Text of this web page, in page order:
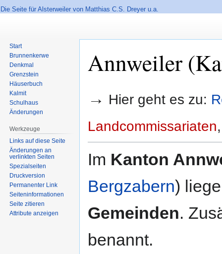
Die Seite für Alsterweiler von Matthias C.S. Dreyer u.a.
Annweiler
Navigation
Suche
→ Hier geht es zu:
Landcommissariaten
Im Kanton
Bergzabern)
Gemeinden.
benannt.
Start
Brunnenkerwe
Denkmal
Grenzstein
Häuserbuch
Kalmit
Schulhaus
Änderungen
Werkzeuge
Links auf diese Seite
Änderungen an
verlinkten Seiten
Spezialseiten
Druckversion
Permanenter Link
Seiten­informationen
Seite zitieren
Attribute anzeigen